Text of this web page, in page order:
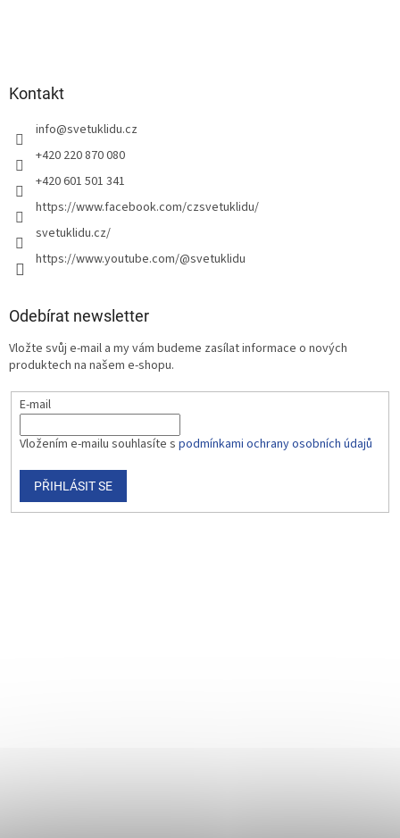
Kontakt
info@svetuklidu.cz
+420 220 870 080
+420 601 501 341
https://www.facebook.com/czsvetuklidu/
svetuklidu.cz/
https://www.youtube.com/@svetuklidu
Odebírat newsletter
Vložte svůj e-mail a my vám budeme zasílat informace o nových
produktech na našem e-shopu.
E-mail
Vložením e-mailu souhlasíte s podmínkami ochrany osobních údajů
PŘIHLÁSIT SE